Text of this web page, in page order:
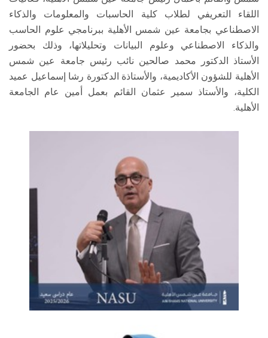
اللقاء التعريفي لطلاب كلية الحاسبات والمعلومات والذكاء
الاصطناعي بجامعة عين شمس الأهلية ببرنامجي علوم الحاسب
والذكاء الاصطناعي وعلوم البيانات وتحليلاتها، وذلك بحضور
الأستاذ الدكتور محمد صالحين نائب رئيس جامعة عين شمس
الأهلية للشؤون الأكاديمية، والأستاذة الدكتورة رشا إسماعيل عميد
الكلية، والأستاذ سمير عثمان القائم بعمل أمين عام الجامعة
الأهلية.